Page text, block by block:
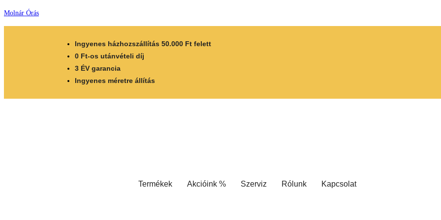
Molnár Órás
Ingyenes házhozszállítás 50.000 Ft felett
0 Ft-os utánvételi díj
3 ÉV garancia
Ingyenes méretre állítás
Termékek Akcióink % Szerviz Rólunk Kapcsolat